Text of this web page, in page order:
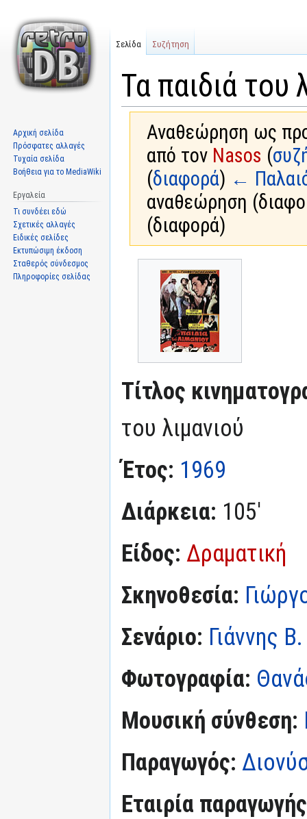
Τα παιδιά του
Αναθεώρηση ως
από τον Nasos (
(διαφορά) ←
αναθεώρηση
(διαφορά)
αναζήτηση
Τίτλος
του λιμανιού
Έτος: 1969
Διάρκεια: 105'
Είδος: Δραματική
Σκηνοθεσία:
Σενάριο: Γιάννης
Φωτογραφία:
Μουσική σύνθεση:
Παραγωγός:
Εταιρία
Σελίδα Συζήτηση
Αρχική σελίδα
Πρόσφατες αλλαγές
Τυχαία σελίδα
Βοήθεια για το MediaWiki
Εργαλεία
Τι συνδέει εδώ
Σχετικές αλλαγές
Ειδικές σελίδες
Εκτυπώσιμη έκδοση
Σταθερός σύνδεσμος
Πληροφορίες σελίδας